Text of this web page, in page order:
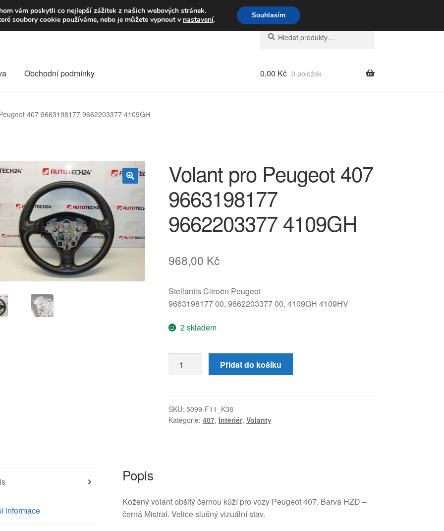
Kč Volejte po-pá 9-16 704 494 494
Hledat:
Hledat
Obchodní podmínky 0,00 Kč 0 položek
407 9663198177 9662203377 4109GH
Volant pro Peugeot 407
9663198177
9662203377 4109GH
968,00 Kč
Stellantis Citroën Peugeot
9663198177 00, 9662203377 00, 4109GH 4109HV
2 skladem
9663198177
9662203377
Přidat do košíku
SKU: 5099-F11_K38
Kategorie: 407, Interiér, Volanty
informace
Popis
Kožený volant obšitý černou kůží pro vozy Peugeot 407. Barva HZD –
černá Mistral. Velice slušný vizuální stav.
vám poskytli co nejlepší zážitek z našich webových stránek.
soubory cookie používáme, nebo je můžete vypnout v nastavení. Souhlasím